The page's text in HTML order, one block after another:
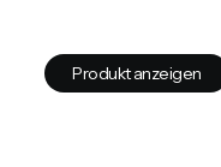
Produkt anzeigen